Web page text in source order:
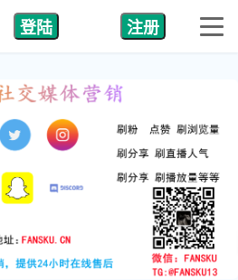
登陆 注册